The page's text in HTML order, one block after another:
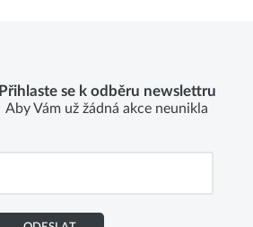
Přihlaste se k odběru newslettru
Aby Vám už žádná akce neunikla